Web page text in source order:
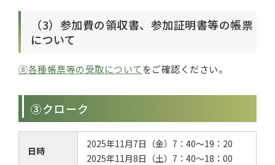
（3）参加費の領収書、参加証明書等の帳票
について
⑧各種帳票等の受取についてをご確認ください。
③クローク
日時
2025年11月7日（金）7：40～19：20
2025年11月8日（土）7：40～18：00